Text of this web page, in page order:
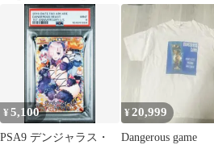
ニバス[CD](中古)
XBOXONE
¥5,100
PSA9 デンジャラス・
¥20,999
Dangerous game